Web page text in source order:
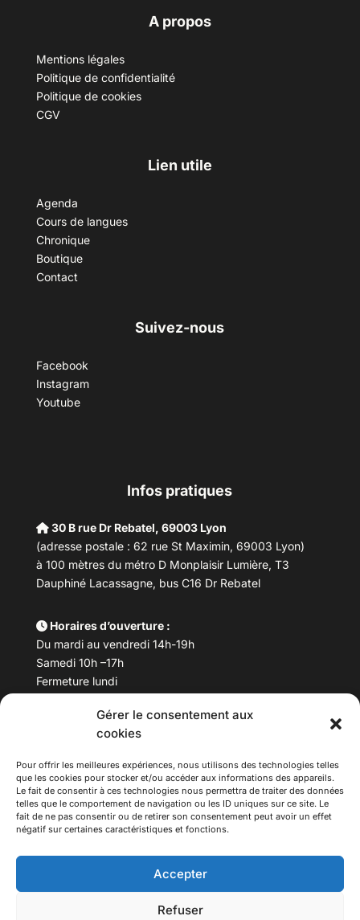
Gérer le consentement aux
cookies
Pour offrir les meilleures expériences, nous utilisons des technologies telles
que les cookies pour stocker et/ou accéder aux informations des appareils.
Le fait de consentir à ces technologies nous permettra de traiter des données
telles que le comportement de navigation ou les ID uniques sur ce site. Le
fait de ne pas consentir ou de retirer son consentement peut avoir un effet
négatif sur certaines caractéristiques et fonctions.
Accepter
Refuser
A propos
Mentions légales
Politique de confidentialité
Politique de cookies
CGV
Lien utile
Agenda
Cours de langues
Chronique
Boutique
Contact
Suivez-nous
Facebook
Instagram
Youtube
Infos pratiques
30 B rue Dr Rebatel, 69003 Lyon
(adresse postale : 62 rue St Maximin, 69003 Lyon)
à 100 mètres du métro D Monplaisir Lumière, T3
Dauphiné Lacassagne, bus C16 Dr Rebatel
Horaires d’ouverture :
Du mardi au vendredi 14h-19h
Samedi 10h –17h
Fermeture lundi
Téléphone : 04 78 53 06 40
maisondesculturesasiatiques@asiexpo.com